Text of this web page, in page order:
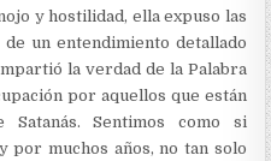
y hostilidad, ella expuso las
un entendimiento detallado
la verdad de la Palabra
por aquellos que están
Sentimos como si
por muchos años, no tan solo